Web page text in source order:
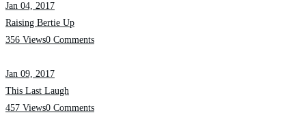
Jan 04, 2017
Raising Bertie Up
356 Views0 Comments
Jan 09, 2017
This Last Laugh
457 Views0 Comments